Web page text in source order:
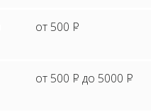
от 500 P
от 500 P до 5000 P